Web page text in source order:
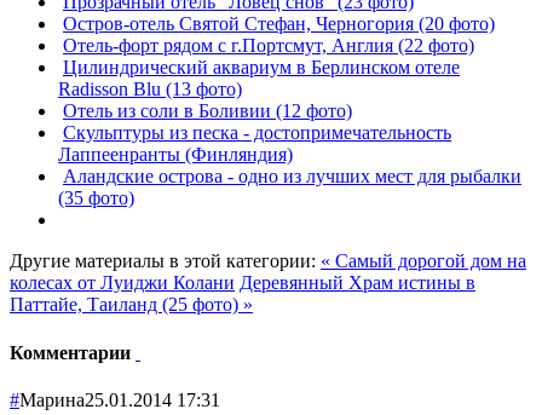
Остров-отель Святой Стефан, Черногория (20 фото)
Отель-форт рядом с г.Портсмут, Англия (22 фото)
Цилиндрический аквариум в Берлинском отеле
Radisson Blu (13 фото)
Отель из соли в Боливии (12 фото)
Скульптуры из песка - достопримечательность
Лаппеенранты (Финляндия)
Аландские острова - одно из лучших мест для рыбалки
(35 фото)
Другие материалы в этой категории: « Самый дорогой дом на
колесах от Луиджи Колани Деревянный Храм истины в
Паттайе, Таиланд (25 фото) »
Комментарии
#Марина25.01.2014 17:31